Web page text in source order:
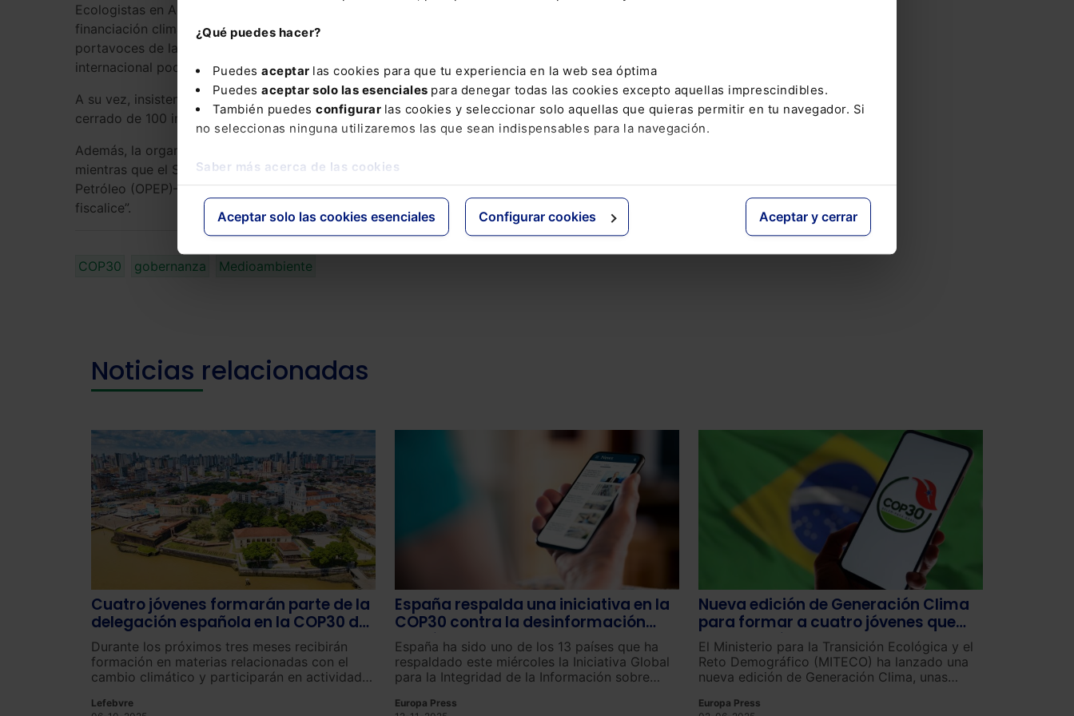
¿Qué puedes hacer?
Puedes aceptar las cookies para que tu experiencia en la web sea óptima
Puedes aceptar solo las esenciales para denegar todas las cookies excepto aquellas imprescindibles.
También puedes configurar las cookies y seleccionar solo aquellas que quieras permitir en tu navegador. Si
no seleccionas ninguna utilizaremos las que sean indispensables para la navegación.
Saber más acerca de las cookies
Aceptar solo las cookies esenciales Configurar cookies Aceptar y cerrar
Ecologistas en Acción no espera que la comunidad internacional llegue a grandes avances en materia de
financiación climática y mitigación de las emisiones en la Cumbre del Clima, según señalaron varios
portavoces de la ONG la semana pasada. Sin embargo, apunta a que el “gran mensaje” del encuentro
internacional podría ser la aprobación de un mecanismo para la transición.
A su vez, insisten en algunas de sus demandas, como la petición de que los países acuerden un ‘set’
cerrado de 100 indicadores para medir los avances en adaptación al cambio climático.
Además, la organización resalta que el Norte Global no entra en cuestiones vinculadas a la financiación,
mientras que el Sur Global –particularmente, los miembros de la Organización de Países Exportadores de
Petróleo (OPEP)– se niegan a que “cualquier paquete sea sectorial” ya que no quieren que “nadie les
fiscalice”.
COP30 gobernanza Medioambiente
Noticias relacionadas
Cuatro jóvenes formarán parte de la
delegación española en la COP30 de
Belem
Durante los próximos tres meses recibirán
formación en materias relacionadas con el
cambio climático y participarán en actividades
Oficina Española de Cambio Climático y el
Lefebvre
España respalda una iniciativa en la
COP30 contra la desinformación
climática
España ha sido uno de los 13 países que ha
respaldado este miércoles la Iniciativa Global
para la Integridad de la Información sobre
abordar la desinformación climática que busca
Europa Press
Nueva edición de Generación Clima
para formar a cuatro jóvenes que
participarán en la COP30
El Ministerio para la Transición Ecológica y el
Reto Demográfico (MITECO) ha lanzado una
nueva edición de Generación Clima, unas
que se integrarán en la delegación española
Europa Press